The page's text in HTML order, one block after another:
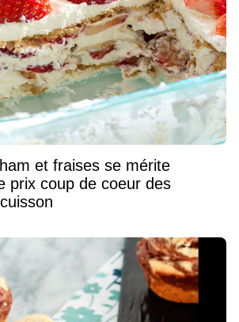
prix coup de coeur des